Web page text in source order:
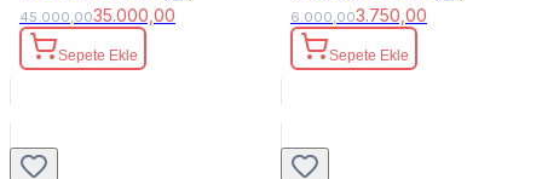
45.000,0035.000,00
Sepete Ekle
6.000,003.750,00
Sepete Ekle